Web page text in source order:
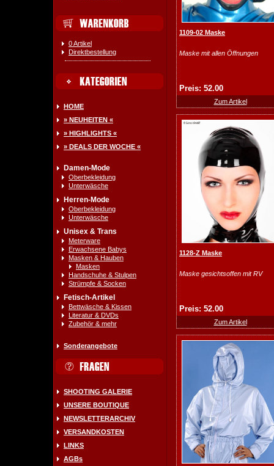
0 Artikel
Direktbestellung
HOME
» NEUHEITEN «
» HIGHLIGHTS «
» DEALS DER WOCHE «
Damen-Mode
Oberbekleidung
Unterwäsche
Herren-Mode
Oberbekleidung
Unterwäsche
Unisex & Trans
Meterware
Erwachsene Babys
Masken & Hauben
Masken
Handschuhe & Stulpen
Strümpfe & Socken
Fetisch-Artikel
Bettwäsche & Kissen
Literatur & DVDs
Zubehör & mehr
Sonderangebote
SHOOTING GALERIE
UNSERE BOUTIQUE
NEWSLETTERARCHIV
VERSANDKOSTEN
LINKS
AGBs
1109-02 Maske
Maske mit allen Öffnungen
Preis: 52.00
Zum Artikel
1128-Z Maske
Maske gesichtsoffen mit RV
Preis: 52.00
Zum Artikel